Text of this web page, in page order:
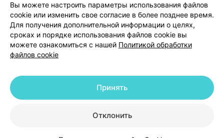
Способы оплаты
Вакансии
Партнеры
Написать руководителю 103.by
Написать в поддержку
Персональные настройки Cookie
© 2026 ООО «Артокс Лаб», УНП 191700409 | 220012, Республика Беларусь,
+375 291212755
Вы можете настроить параметры использования файлов
cookie или изменить свое согласие в более позднее время.
Для получения дополнительной информации о целях,
сроках и порядке использования файлов cookie вы
можете ознакомиться с нашей Политикой обработки
файлов cookie
Отклонить
Принять